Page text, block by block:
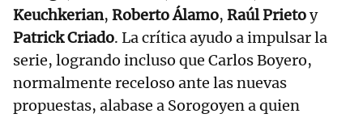
Keuchkerian, Roberto Álamo, Raúl Prietoy
Patrick Criado. La crítica ayudo a impulsar la
serie, logrando incluso que Carlos Boyero,
normalmente receloso ante las nuevas
propuestas, alabase a Sorogoyen a quien